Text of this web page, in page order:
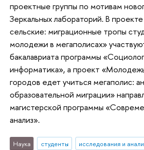
проектные группы по мотивам
Зеркальных лабораторий. В
сельские: миграционные тропы
молодежи в мегаполисах»
бакалавриата программы
информатика», а проект
городов едет учиться мегаполис:
образовательной миграции»
магистерской программы
анализ».
Наука студенты
исследования и